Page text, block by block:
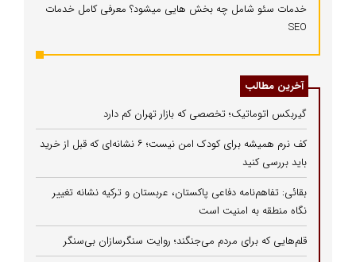
خدمات سئو شامل چه بخش هایی میشود؟ معرفی کامل خدمات
SEO
آخرین مطالب
گیربکس اتوماتیک؛ تخصصی که بازار تهران کم دارد
کف نرم همیشه برای کودک امن نیست؛ ۶ نشانه‌ای که قبل از خرید
باید بررسی کنید
بقائی: تفاهم‌نامه دفاعی پاکستان، عربستان و ترکیه نشانه تغییر
نگاه منطقه به امنیت است
قلم‌هایی که برای مردم می‌جنگند؛ روایت سنگرسازان بی‌سنگر